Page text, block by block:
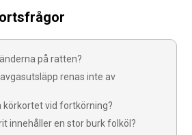
på ratten?
renas inte av
körkortet vid fortkörning?
innehåller en stor burk folköl?